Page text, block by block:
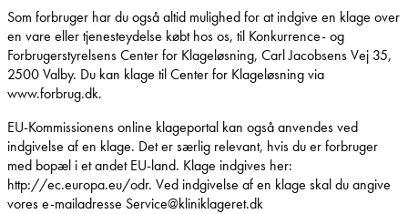
Som forbruger har du også altid mulighed for at indgive en klage over
en vare eller tjenesteydelse købt hos os, til Konkurrence- og
Forbrugerstyrelsens Center for Klageløsning, Carl Jacobsens Vej 35,
2500 Valby. Du kan klage til Center for Klageløsning via
www.forbrug.dk.
EU-Kommissionens online klageportal kan også anvendes ved
indgivelse af en klage. Det er særlig relevant, hvis du er forbruger
med bopæl i et andet EU-land. Klage indgives her:
http://ec.europa.eu/odr. Ved indgivelse af en klage skal du angive
vores e-mailadresse Service@kliniklageret.dk